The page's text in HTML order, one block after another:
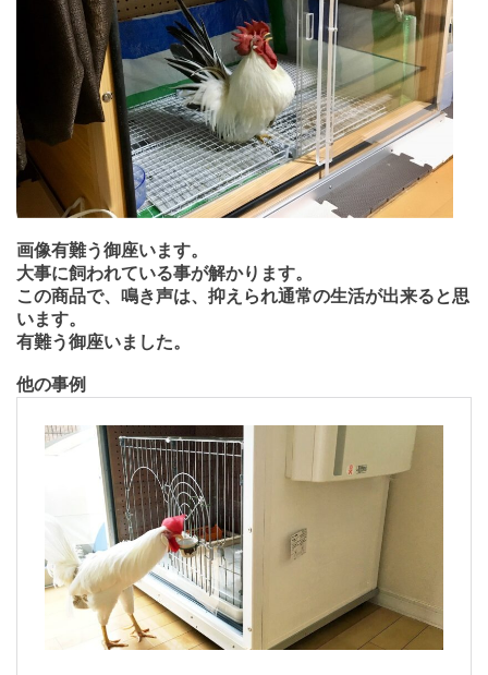
画像有難う御座います。
大事に飼われている事が解かります。
この商品で、鳴き声は、抑えられ通常の生活が出来ると思
います。
有難う御座いました。
他の事例